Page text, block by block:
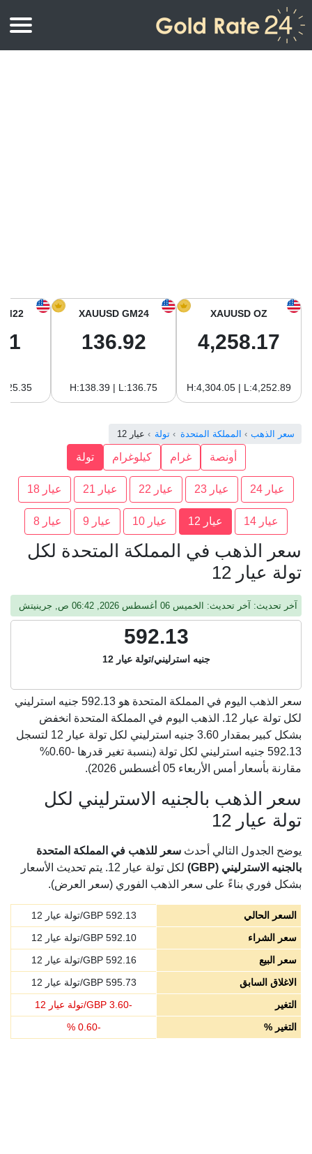
أسعار الذهب في أمريكا الجنوبية
XAUUSD OZ
4,258.17
H:4,304.05 | L:4,252.89
XAUUSD GM24
136.92
H:138.39 | L:136.75
سعر الذهب المملكة المتحدة تولة عيار 12
أونصة غرام كيلوغرام تولة
عيار 24 عيار 23 عيار 22 عيار 21 عيار 18
عيار 14 عيار 12 عيار 10 عيار 9 عيار 8
سعر الذهب في المملكة المتحدة لكل
تولة عيار 12
آخر تحديث: آخر تحديث: الخميس 06 أغسطس 2026, 06:42 ص, جرينيتش
592.13
جنيه استرليني/تولة عيار 12
سعر الذهب اليوم في المملكة المتحدة هو 592.13 جنيه استرليني
لكل تولة عيار 12. الذهب اليوم في المملكة المتحدة انخفض
بشكل كبير بمقدار 3.60 جنيه استرليني لكل تولة عيار 12 لتسجل
592.13 جنيه استرليني لكل تولة (بنسبة تغير قدرها -0.60%
مقارنة بأسعار أمس الأربعاء 05 أغسطس 2026).
سعر الذهب بالجنيه الاسترليني لكل
تولة عيار 12
يوضح الجدول التالي أحدث سعر للذهب في المملكة المتحدة
بالجنيه الاسترليني (GBP)
لكل تولة عيار 12. يتم تحديث الأسعار
بشكل فوري بناءً على سعر الذهب الفوري (سعر العرض).
السعر الحالي 592.13 GBP/تولة عيار 12
سعر الشراء
592.10 GBP/تولة عيار 12
سعر البيع
592.16 GBP/تولة عيار 12
الاغلاق السابق
595.73 GBP/تولة عيار 12
التغير
-
3.60
التغير %
-
0.60
%